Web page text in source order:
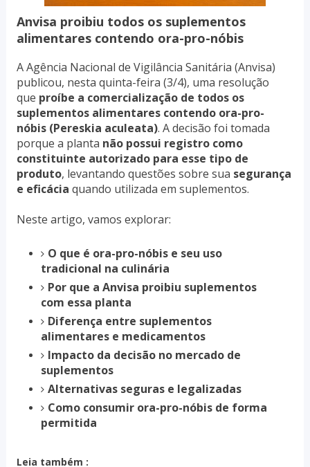
Anvisa proibiu todos os suplementos
alimentares contendo ora-pro-nóbis
A Agência Nacional de Vigilância Sanitária (Anvisa)
publicou, nesta quinta-feira (3/4), uma resolução
que proíbe a comercialização de todos os
suplementos alimentares contendo ora-pro-
nóbis (Pereskia aculeata). A decisão foi tomada
porque a planta não possui registro como
constituinte autorizado para esse tipo de
produto, levantando questões sobre sua segurança
e eficácia quando utilizada em suplementos.
Neste artigo, vamos explorar:
O que é ora-pro-nóbis e seu uso
tradicional na culinária
Por que a Anvisa proibiu suplementos
com essa planta
Diferença entre suplementos
alimentares e medicamentos
Impacto da decisão no mercado de
suplementos
Alternativas seguras e legalizadas
Como consumir ora-pro-nóbis de forma
permitida
Leia também :